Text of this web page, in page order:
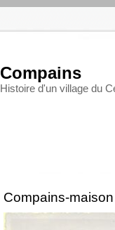
Compains
Histoire d'un village du
Compains-